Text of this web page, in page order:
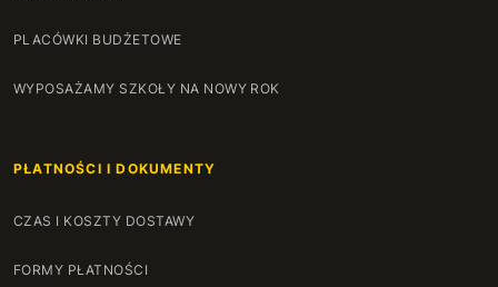
PLACÓWKI BUDŻETOWE
WYPOSAŻAMY SZKOŁY NA NOWY ROK
PŁATNOŚCI I DOKUMENTY
CZAS I KOSZTY DOSTAWY
FORMY PŁATNOŚCI